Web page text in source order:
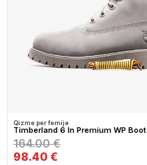
Qizme per femije
Timberland 6 In Premium WP Boot
164.00 €
98.40 €